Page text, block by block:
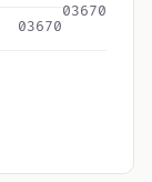
03670
03670